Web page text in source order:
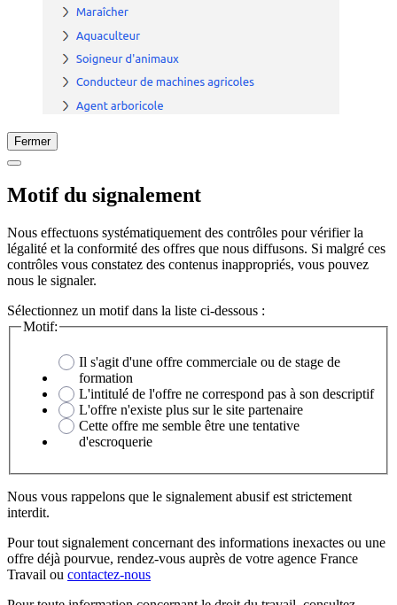
Fermer
Motif du signalement
Nous effectuons systématiquement des contrôles pour vérifier la
légalité et la conformité des offres que nous diffusons. Si malgré ces
contrôles vous constatez des contenus inappropriés, vous pouvez
nous le signaler.
Sélectionnez un motif dans la liste ci-dessous :
Motif:
Il s'agit d'une offre commerciale ou de stage de
formation
L'intitulé de l'offre ne correspond pas à son descriptif
L'offre n'existe plus sur le site partenaire
Cette offre me semble être une tentative
d'escroquerie
Nous vous rappelons que le signalement abusif est strictement
interdit.
Pour tout signalement concernant des informations inexactes ou une
offre déjà pourvue, rendez-vous auprès de votre agence France
Travail ou contactez-nous